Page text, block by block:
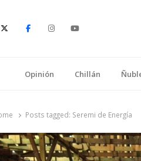
Opinión Chillán
Posts tagged: Seremi de Energía